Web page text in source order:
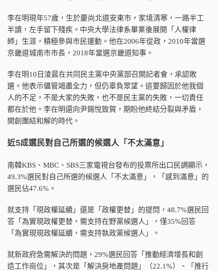
李在明現年57歲，生於慶尚北道安東市，家境清寒，一路半工
半讀，左手留下殘疾。中央大學法律系畢業後展開「人權律
師」生涯，積極參與市民運動。他在2006年從政，2010年當選
京畿道城南市市長，2018年當選京畿道知事。
李在明10日淩晨在共同民主黨中央黨部召開記者會，承認敗
選。他表示儘管竭盡全力，但仍辜負眾望。這要歸因於他我個
人的不足，不是大家的失敗，也不是民主黨的失敗，一切責任
都在於他。李在明還向尹錫悅致賀，期盼他終結分裂與矛盾，
開創團結和解的時代。
近5成選民對自己所選的候選人「不太滿意」
南韓KBS、MBC、SBS三家電視台發布的投票所出口民調顯示，
49.3%選民對自己所選的候選人「不太滿意」，「感到滿意」的
選民佔47.6%。
就支持「現政權延續」還是「政權更替」的提問，48.7%選民回
答「為實現政權更替，需支持在野黨候選人」，僅35%回答
「為實現現政權延續，需支持執政黨候選人」。
就新政府急需解決的問題，29%選民回答「推動經濟增長和創
造工作崗位」，其次是「解決房地產問題」（22.1%）、「推行